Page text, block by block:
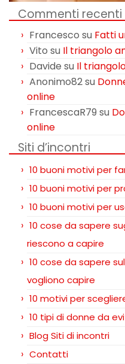
Commenti recenti
Francesco su Fatti
Vito su Il triangolo
Davide su Il
Anonimo82su
online
FrancescaR79 su
online
Siti d’incontri
10 buoni motivi per
10 buoni motivi per
10 buoni motivi per
10 cose da sapere
riescono a capire
10 cose da sapere
vogliono capire
10 motivi per
10 tipi di donne da
Blog Siti di incontri
Contatti